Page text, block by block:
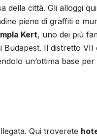
della città. Gli alloggi qui
piene di graffiti e
Kert, uno dei più
Il distretto VII
un’ottima base per
Qui troverete